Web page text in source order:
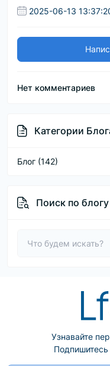
2025-06-13
Нет комментариев
Категории
Блог (142)
Поиск по блогу
Узнавайте